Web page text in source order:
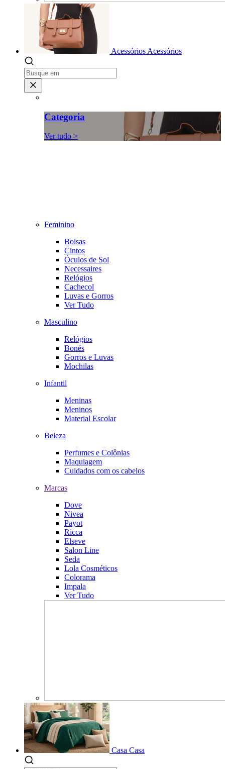
Acessórios Acessórios
Categoria
Ver tudo >
Feminino
Bolsas
Cintos
Óculos de Sol
Necessaires
Relógios
Cachecol
Luvas e Gorros
Ver Tudo
Masculino
Relógios
Bonés
Gorros e Luvas
Mochilas
Infantil
Meninas
Meninos
Material Escolar
Beleza
Perfumes e Colônias
Maquiagem
Cuidados com os cabelos
Marcas
Dove
Nivea
Payot
Ricca
Elseve
Salon Line
Seda
Lola Cosméticos
Colorama
Impala
Ver Tudo
Casa Casa